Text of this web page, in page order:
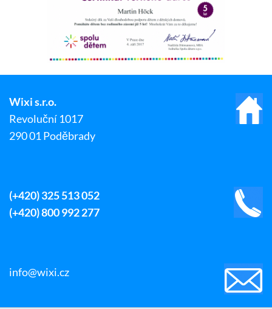
Wixi s.r.o.
Revoluční 1017
290 01 Poděbrady
(+420) 325 513 052
(+420) 800 992 277
info@wixi.cz